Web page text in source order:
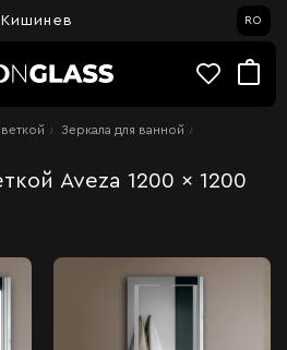
RO
Зеркала для ванной
Aveza 1200 x 1200